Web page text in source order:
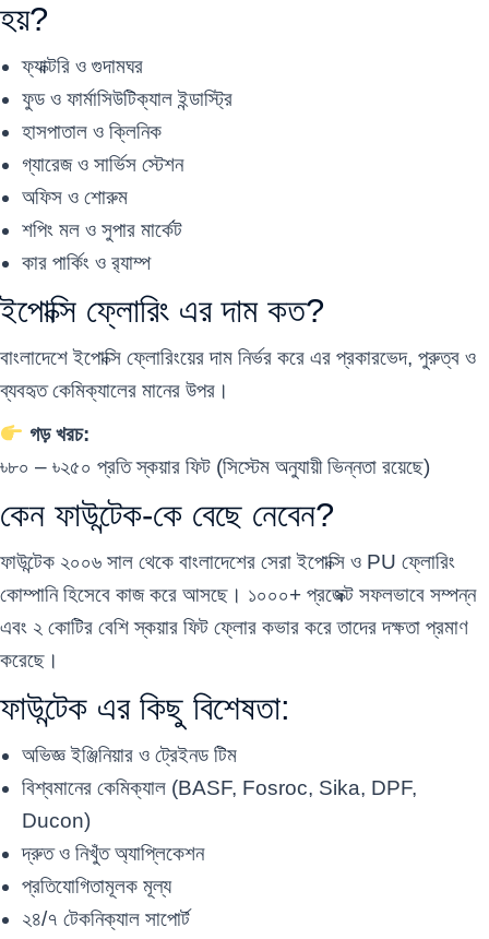
হয়?
ফ্যাক্টরি ও গুদামঘর
ফুড ও ফার্মাসিউটিক্যাল ইন্ডাস্ট্রি
হাসপাতাল ও ক্লিনিক
গ্যারেজ ও সার্ভিস স্টেশন
অফিস ও শোরুম
শপিং মল ও সুপার মার্কেট
কার পার্কিং ও র‍্যাম্প
ইপোক্সি ফ্লোরিং এর দাম কত?
বাংলাদেশে ইপোক্সি ফ্লোরিংয়ের দাম নির্ভর করে এর প্রকারভেদ, পুরুত্ব ও
ব্যবহৃত কেমিক্যালের মানের উপর।
গড় খরচ:
৳৮০ – ৳২৫০ প্রতি স্কয়ার ফিট (সিস্টেম অনুযায়ী ভিন্নতা রয়েছে)
কেন ফাউন্টেক-কে বেছে নেবেন?
ফাউন্টেক ২০০৬ সাল থেকে বাংলাদেশের সেরা ইপোক্সি ও PU ফ্লোরিং
কোম্পানি হিসেবে কাজ করে আসছে। ১০০০+ প্রজেক্ট সফলভাবে সম্পন্ন
এবং ২ কোটির বেশি স্কয়ার ফিট ফ্লোর কভার করে তাদের দক্ষতা প্রমাণ
করেছে।
ফাউন্টেক এর কিছু বিশেষতা:
অভিজ্ঞ ইঞ্জিনিয়ার ও ট্রেইনড টিম
বিশ্বমানের কেমিক্যাল (BASF, Fosroc, Sika, DPF,
Ducon)
দ্রুত ও নিখুঁত অ্যাপ্লিকেশন
প্রতিযোগিতামূলক মূল্য
২৪/৭ টেকনিক্যাল সাপোর্ট